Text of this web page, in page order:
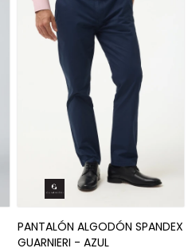
PANTALÓN ALGODÓN SPANDEX
GUARNIERI - AZUL